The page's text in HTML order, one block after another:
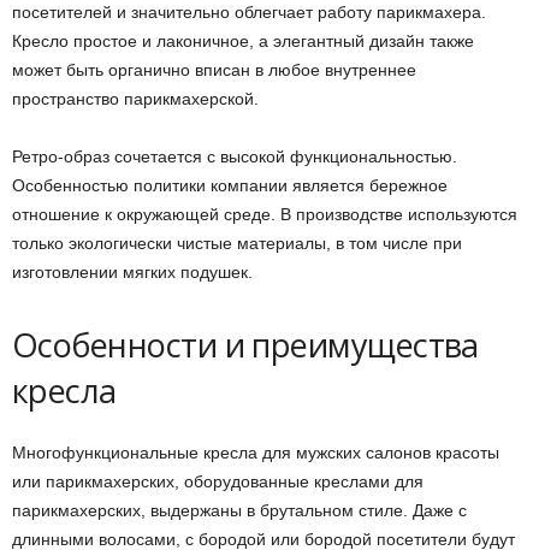
посетителей и значительно облегчает работу парикмахера.
Кресло простое и лаконичное, а элегантный дизайн также
может быть органично вписан в любое внутреннее
пространство парикмахерской.
Ретро-образ сочетается с высокой функциональностью.
Особенностью политики компании является бережное
отношение к окружающей среде. В производстве используются
только экологически чистые материалы, в том числе при
изготовлении мягких подушек.
Особенности и преимущества
кресла
Многофункциональные кресла для мужских салонов красоты
или парикмахерских, оборудованные креслами для
парикмахерских, выдержаны в брутальном стиле. Даже с
длинными волосами, с бородой или бородой посетители будут